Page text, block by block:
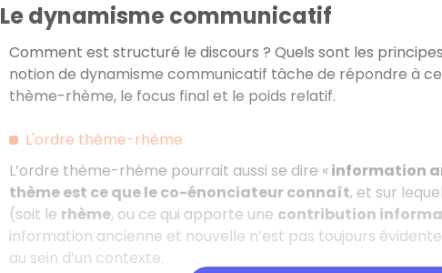
Le dynamisme communicatif
Comment est structuré le discours ? Quels sont les
notion de dynamisme communicatif tâche de répondre à
thème-rhème, le focus final et le poids relatif.
L'ordre thème-rhème
L’ordre thème-rhème pourrait aussi se dire «information
thème est ce que le co-énonciateur connaît, et sur
(soit le rhème, ou ce qui apporte une contribution
information ancienne et nouvelle n’est pas toujours
au sein d’un contexte.